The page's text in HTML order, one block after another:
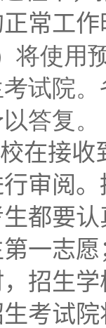
常工
将使用
试院
答复。
校在接
审阅
都要
一志
招生
考试